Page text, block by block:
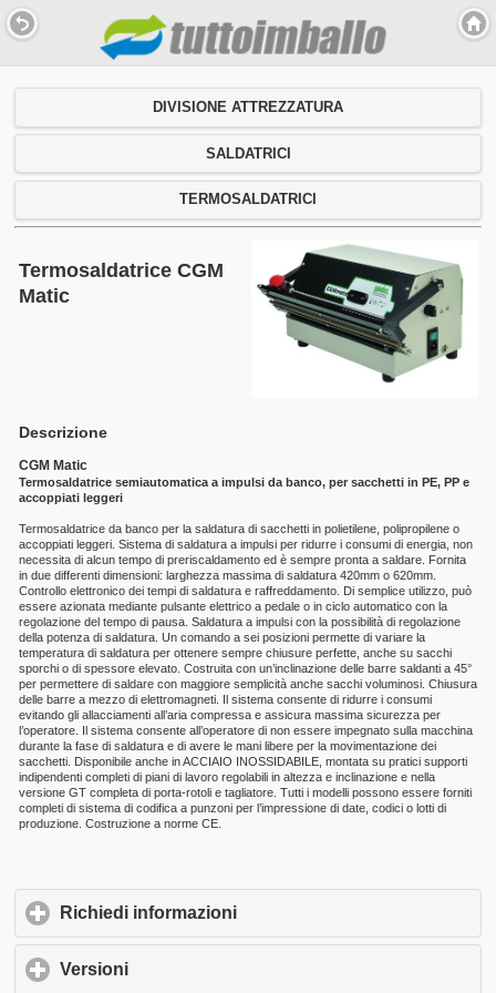
DIVISIONE ATTREZZATURA
SALDATRICI
TERMOSALDATRICI
Termosaldatrice CGM
Matic
Descrizione
CGM Matic
Termosaldatrice semiautomatica a impulsi da banco, per sacchetti in PE, PP e
accoppiati leggeri
Termosaldatrice da banco per la saldatura di sacchetti in polietilene, polipropilene o
accoppiati leggeri. Sistema di saldatura a impulsi per ridurre i consumi di energia, non
necessita di alcun tempo di preriscaldamento ed è sempre pronta a saldare. Fornita
in due differenti dimensioni: larghezza massima di saldatura 420mm o 620mm.
Controllo elettronico dei tempi di saldatura e raffreddamento. Di semplice utilizzo, può
essere azionata mediante pulsante elettrico a pedale o in ciclo automatico con la
regolazione del tempo di pausa. Saldatura a impulsi con la possibilità di regolazione
della potenza di saldatura. Un comando a sei posizioni permette di variare la
temperatura di saldatura per ottenere sempre chiusure perfette, anche su sacchi
sporchi o di spessore elevato. Costruita con un’inclinazione delle barre saldanti a 45°
per permettere di saldare con maggiore semplicità anche sacchi voluminosi. Chiusura
delle barre a mezzo di elettromagneti. Il sistema consente di ridurre i consumi
evitando gli allacciamenti all’aria compressa e assicura massima sicurezza per
l’operatore. Il sistema consente all’operatore di non essere impegnato sulla macchina
durante la fase di saldatura e di avere le mani libere per la movimentazione dei
sacchetti. Disponibile anche in ACCIAIO INOSSIDABILE, montata su pratici supporti
indipendenti completi di piani di lavoro regolabili in altezza e inclinazione e nella
versione GT completa di porta-rotoli e tagliatore. Tutti i modelli possono essere forniti
completi di sistema di codifica a punzoni per l’impressione di date, codici o lotti di
produzione. Costruzione a norme CE.
Richiedi informazioniclick to expand contents
Versioniclick to expand contents